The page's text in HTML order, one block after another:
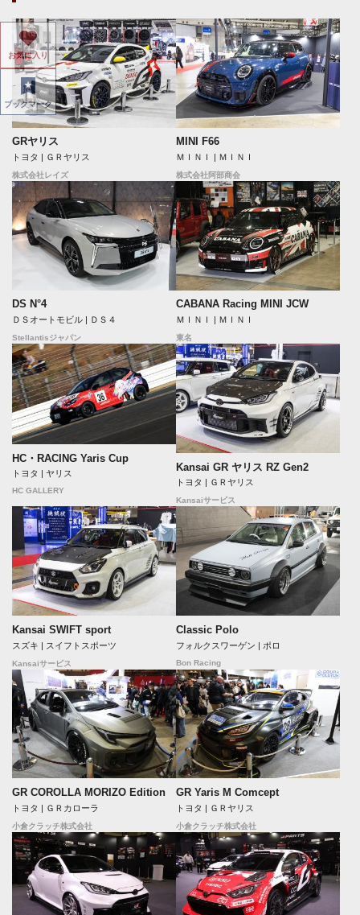
GRヤリス
トヨタ | ＧＲヤリス
株式会社レイズ
MINI F66
ＭＩＮＩ | ＭＩＮＩ
株式会社阿部商会
DS N°4
ＤＳオートモビル | ＤＳ４
Stellantisジャパン
CABANA Racing MINI JCW
ＭＩＮＩ | ＭＩＮＩ
東名
HC・RACING Yaris Cup
トヨタ | ヤリス
HC GALLERY
Kansai GR ヤリス RZ Gen2
トヨタ | ＧＲヤリス
Kansaiサービス
Kansai SWIFT sport
スズキ | スイフトスポーツ
Kansaiサービス
Classic Polo
フォルクスワーゲン | ポロ
Bon Racing
GR COROLLA MORIZO Edition
トヨタ | ＧＲカローラ
小倉クラッチ株式会社
GR Yaris M Comcept
トヨタ | ＧＲヤリス
小倉クラッチ株式会社
お気に入り
ブックマーク